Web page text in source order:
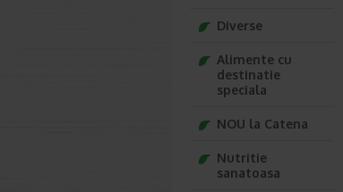
Diverse
Alimente cu
destinatie
speciala
NOU la Catena
Nutritie
sanatoasa